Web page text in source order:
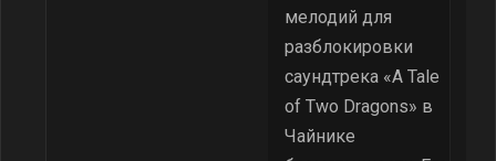
мелодий для
разблокировки
саундтрека «A Tale
of Two Dragons» в
Чайнике